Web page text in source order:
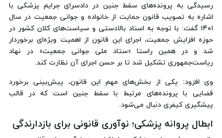
رسیدگی به پرونده‌های سقط جنین در دادسرای جرایم پزشکی با
اشاره به تصویب قانون حمایت از خانواده و جوانی جمعیت در سال
۱۴۰۱ گفت: با توجه به اسناد بالادستی و سیاست‌های کلان کشور در
حوزه افزایش جمعیت، اجرای این قانون از اهمیت ویژه‌ای برخوردار
شد و در همین راستا «ستاد ملی جوانی جمعیت» در نهاد
ریاست‌جمهوری تشکیل شد تا بر حسن اجرای آن نظارت کند.
وی افزود: یکی از بخش‌های مهم این قانون، پیش‌بینی برخورد
قضایی با پرونده‌های مرتبط با سقط جنین است که در قالب
پیشگیری کیفری دنبال می‌شود.
ابطال پروانه پزشکی؛ نوآوری قانونی برای بازدارندگی